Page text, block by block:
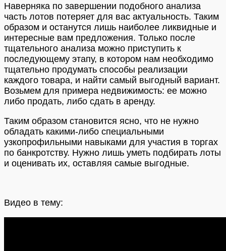
Наверняка по завершении подобного анализа
часть лотов потеряет для вас актуальность. Таким
образом и останутся лишь наиболее ликвидные и
интересные вам предложения. Только после
тщательного анализа можно приступить к
последующему этапу, в котором нам необходимо
тщательно продумать способы реализации
каждого товара, и найти самый выгодный вариант.
Возьмем для примера недвижимость: ее можно
либо продать, либо сдать в аренду.
Таким образом становится ясно, что не нужно
обладать какими-либо специальными
узкопрофильными навыками для участия в торгах
по банкротству. Нужно лишь уметь подбирать лоты
и оценивать их, оставляя самые выгодные.
Видео в тему: